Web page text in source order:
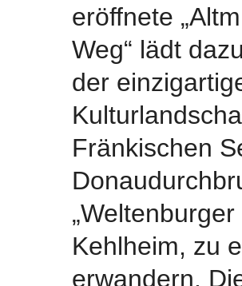
eröffnete
Weg“ lädt
der
Fränkischen
Kehlheim, zu
erwandern.